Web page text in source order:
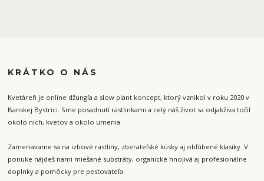
KRÁTKO O NÁS
Kvetáreň je online džungľa a slow plant koncept, ktorý vznikol v roku 2020 v
Banskej Bystrici. Sme posadnutí rastlinkami a celý náš život sa odjakživa točil
okolo nich, kvetov a okolo umenia.
Zameriavame sa na izbové rastliny, zberateľské kúsky aj obľúbené klasiky. V
ponuke nájdeš nami miešané substráty, organické hnojivá aj profesionálne
doplnky a pomôcky pre pestovateľa.